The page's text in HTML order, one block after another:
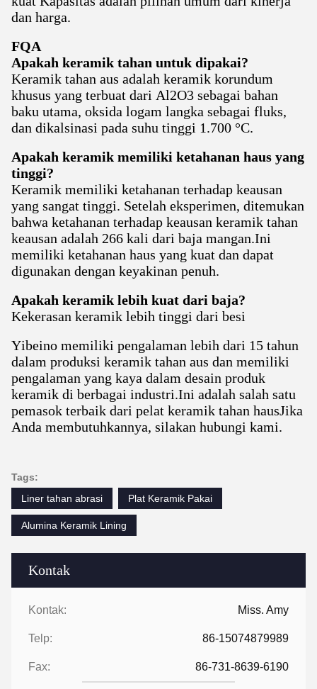
Kontak
Kontak: Miss. Amy
Telp: 86-15074879989
Fax: 86-731-8639-6190
dan harga.
FQA
Apakah keramik tahan untuk dipakai?
Keramik tahan aus adalah keramik korundum
khusus yang terbuat dari Al2O3 sebagai bahan
baku utama, oksida logam langka sebagai fluks,
dan dikalsinasi pada suhu tinggi 1.700 °C.
Apakah keramik memiliki ketahanan haus yang
tinggi?
Keramik memiliki ketahanan terhadap keausan
yang sangat tinggi. Setelah eksperimen, ditemukan
bahwa ketahanan terhadap keausan keramik tahan
keausan adalah 266 kali dari baja mangan.Ini
memiliki ketahanan haus yang kuat dan dapat
digunakan dengan keyakinan penuh.
Apakah keramik lebih kuat dari baja?
Kekerasan keramik lebih tinggi dari besi
Yibeino memiliki pengalaman lebih dari 15 tahun
dalam produksi keramik tahan aus dan memiliki
pengalaman yang kaya dalam desain produk
keramik di berbagai industri.Ini adalah salah satu
pemasok terbaik dari pelat keramik tahan hausJika
Anda membutuhkannya, silakan hubungi kami.
Tags:
Liner tahan abrasi
Plat Keramik Pakai
Alumina Keramik Lining